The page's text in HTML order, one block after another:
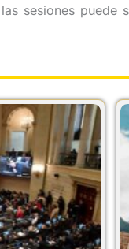
sesiones puede